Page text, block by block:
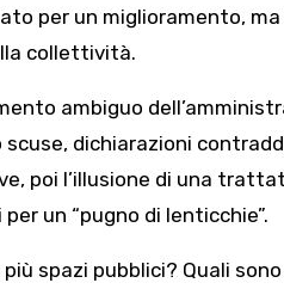
per un miglioramento,
collettività.
ambiguo
dichiarazioni
poi l’illusione di una
un “pugno di lenticchie”.
spazi pubblici? Quali